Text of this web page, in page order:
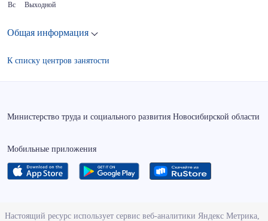
Вс
Выходной
Общая информация
К списку центров занятости
Министерство труда и социального развития Новосибирской области
Мобильные приложения
О ведомстве
Настоящий ресурс использует сервис веб-аналитики Яндекс Метрика,